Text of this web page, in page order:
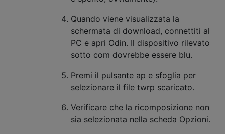
Quando viene visualizzata la
schermata di download, connettiti al
PC e apri Odin. Il dispositivo rilevato
sotto com dovrebbe essere blu.
Premi il pulsante ap e sfoglia per
selezionare il file twrp scaricato.
Verificare che la ricomposizione non
sia selezionata nella scheda Opzioni.